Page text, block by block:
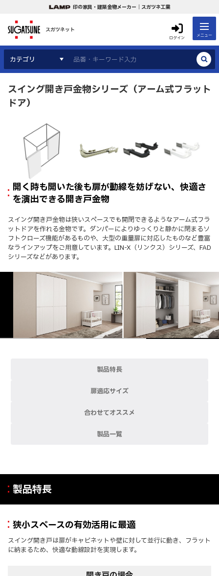
印の家具・建築金物メーカー｜スガツネ工業
スガツネット
ログイン メニュー
カテゴリ
スイング開き戸金物シリーズ（アーム式フラット
ドア）
開く時も開いた後も扉が動線を妨げない、快適さ
を演出できる開き戸金物
スイング開き戸金物は狭いスペースでも開閉できるようなアーム式フラ
ットドアを作れる金物です。ダンパーによりゆっくりと静かに閉まるソ
フトクローズ機能があるものや、大型の重量扉に対応したものなど豊富
なラインアップをご用意しています。LIN-X（リンクス）シリーズ、FAD
シリーズなどがあります。
製品特長
扉適応サイズ
合わせてオススメ
製品一覧
製品特長
狭小スペースの有効活用に最適
スイング開き戸は扉がキャビネットや壁に対して並行に動き、フラット
に納まるため、快適な動線設計を実現します。